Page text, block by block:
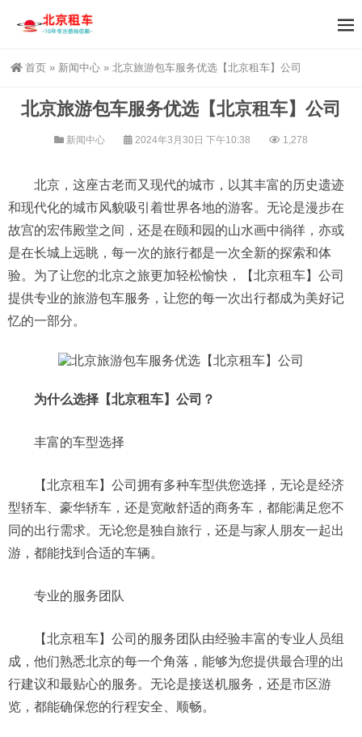
首页 » 新闻中心 » 北京旅游包车服务优选【北京租车】公司
北京旅游包车服务优选【北京租车】公司
新闻中心 2024年3月30日 下午10:38 1,278
北京，这座古老而又现代的城市，以其丰富的历史遗迹
和现代化的城市风貌吸引着世界各地的游客。无论是漫步在
故宫的宏伟殿堂之间，还是在颐和园的山水画中徜徉，亦或
是在长城上远眺，每一次的旅行都是一次全新的探索和体
验。为了让您的北京之旅更加轻松愉快，【北京租车】公司
提供专业的旅游包车服务，让您的每一次出行都成为美好记
忆的一部分。
为什么选择【北京租车】公司？
丰富的车型选择
【北京租车】公司拥有多种车型供您选择，无论是经济
型轿车、豪华轿车，还是宽敞舒适的商务车，都能满足您不
同的出行需求。无论您是独自旅行，还是与家人朋友一起出
游，都能找到合适的车辆。
专业的服务团队
【北京租车】公司的服务团队由经验丰富的专业人员组
成，他们熟悉北京的每一个角落，能够为您提供最合理的出
行建议和最贴心的服务。无论是接送机服务，还是市区游
览，都能确保您的行程安全、顺畅。